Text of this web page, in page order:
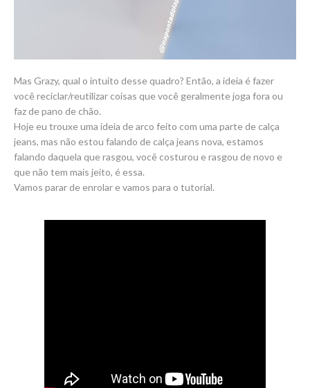
Mas Grazy, qual o intuito desse quadro? Então, a ideia é fazer
você reciclar/reutilizar coisas que você geralmente joga fora ou
faz de pano de chão.
Hoje eu trouxe uma ideia de arco feito com uma parte de calça
jeans, mas não estou falando de calça jeans nova, estamos
falando daquela que rasgou, você costurou e rasgou de novo e
que não tem mais jeito, é essa.
Vamos parar de enrolar e vamos para o tutorial.